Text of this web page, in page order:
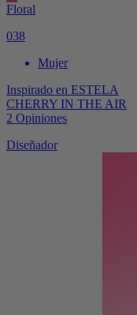
Floral
038
Mujer
Inspirado en ESTELA
CHERRY IN THE AIR
2 Opiniones
Diseñador